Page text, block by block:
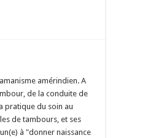
amérindien. A
de la conduite de
pratique du soin au
de tambours, et ses
à "donner naissance